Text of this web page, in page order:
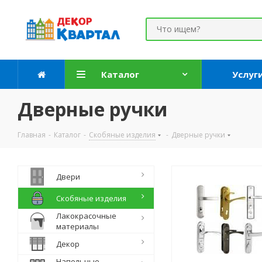
Каталог
Дверные ручки
Главная - Каталог - Скобяные изделия - Дверные ручки
Двери
Скобяные изделия
Лакокрасочные
материалы
Декор